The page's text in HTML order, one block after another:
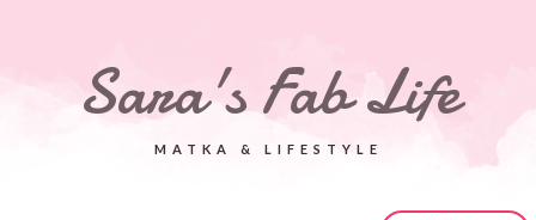
Sara's Fab Life
MATKA & LIFESTYLE